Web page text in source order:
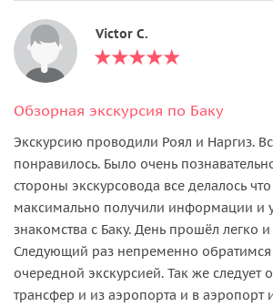
Victor C.
Обзорная экскурсия по Баку
Экскурсию проводили Роял и Наргиз.
понравилось. Было очень
стороны экскурсовода все делалось
максимально получили информации и
знакомства с Баку. День прошёл легко
Следующий раз непременно обратимся
очередной экскурсией. Так же следует
трансфер и из аэропорта и в аэропорт